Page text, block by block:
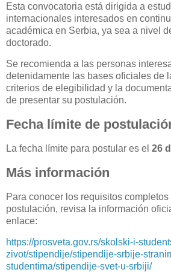
Esta convocatoria está dirigida a
internacionales interesados en
académica en Serbia, ya sea a nivel
doctorado.
Se recomienda a las personas
detenidamente las bases oficiales de
criterios de elegibilidad y la
de presentar su postulación.
Fecha límite de
La fecha límite para postular es el 26
Más información
Para conocer los requisitos
postulación, revisa la información
enlace:
https://prosveta.gov.rs/skolski-i-
zivot/stipendije/stipendije-srbije-
studentima/stipendije-svet-u-srbiji/